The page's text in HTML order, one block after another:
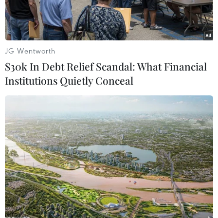
bàn.
​Lực lượng xung kích ngành điện Quảng Ninh khẩn trương đấu
nối, xử lý dứt điểm các vị trí đứt dây, hư hỏng xà, sứ sau bão số
1. (Ảnh: Thanh Vân/TTXVN)
Theo ông Nguyễn Văn Quý - Phó Giám đốc Công
ty Điện lực Quảng Ninh, đến hết ngày 7/7, đơn
vị đã khôi phục cấp điện cơ bản cho toàn bộ
JG Wentworth
$30k In Debt Relief Scandal: What Financial
Institutions Quietly Conceal